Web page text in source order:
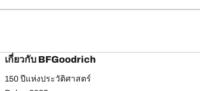
เกี่ยวกับ BFGoodrich
150 ปีแห่งประวัติศาสตร์